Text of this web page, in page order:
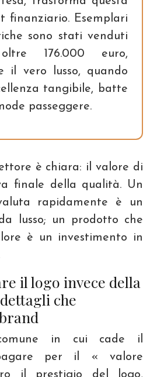
finanziario. Esemplari
sono stati venduti
176.000 euro,
il vero lusso, quando
tangibile, batte
passeggere.
è chiara: il valore di
finale della qualità. Un
rapidamente è un
lusso; un prodotto che
è un investimento in
il logo invece della
che
in cui cade il
per il « valore
il prestigio del logo,